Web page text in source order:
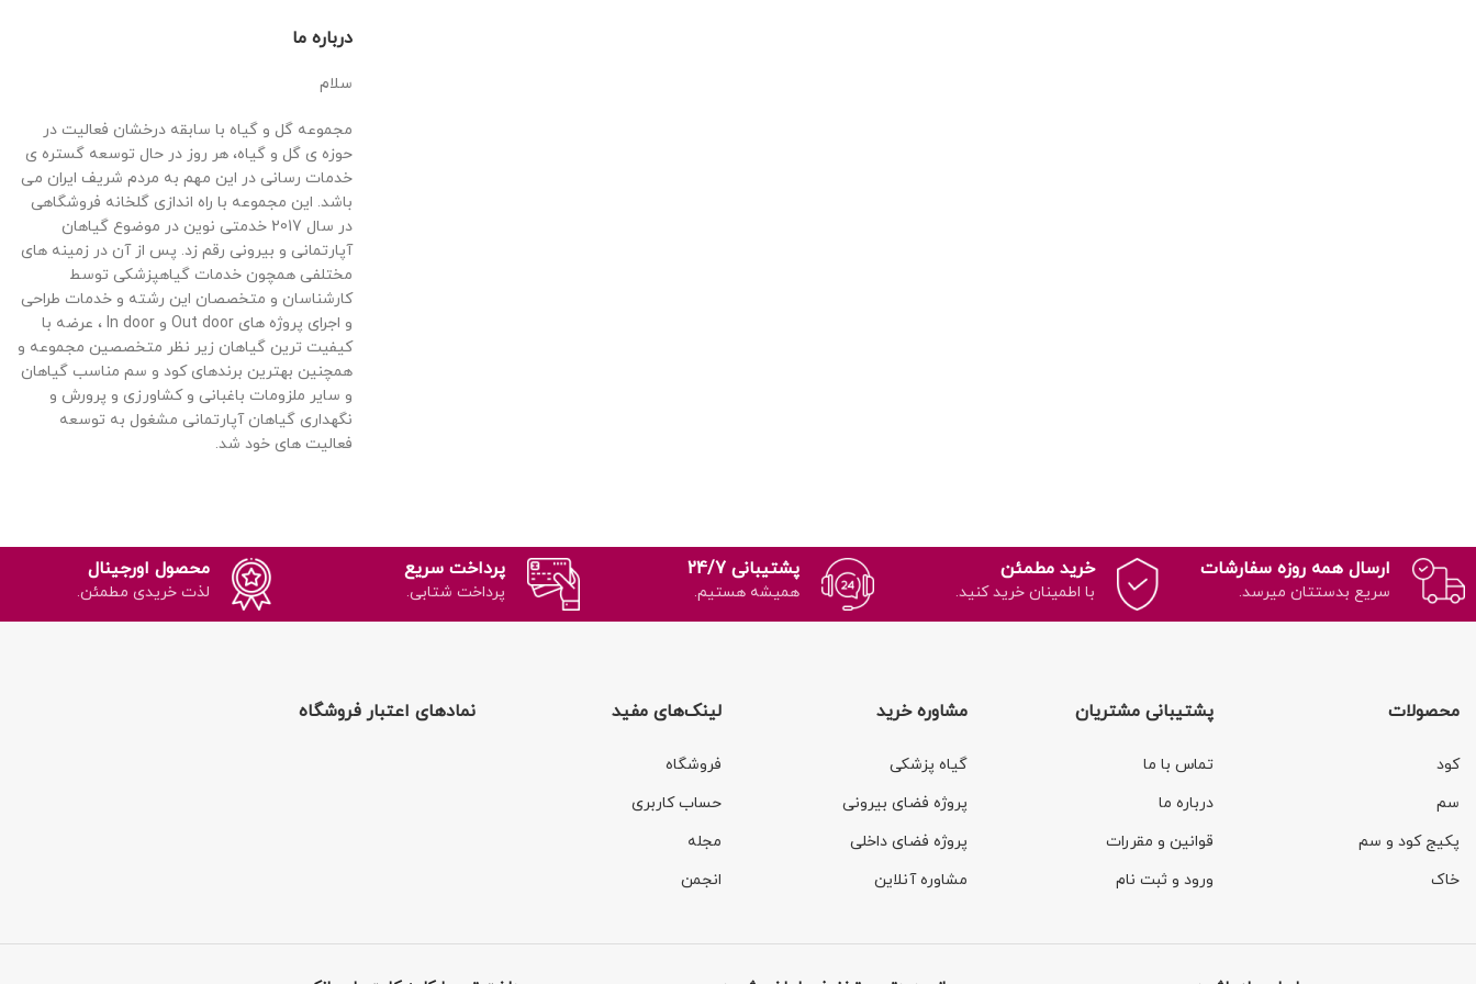
درباره ما
سلام
مجموعه گل و گیاه با سابقه درخشان فعالیت در
حوزه ی گل و گیاه، هر روز در حال توسعه گستره ی
خدمات رسانی در این مهم به مردم شریف ایران می
باشد. این مجموعه با راه اندازی گلخانه فروشگاهی
در سال 2017 خدمتی نوین در موضوع گیاهان
آپارتمانی و بیرونی رقم زد. پس از آن در زمینه های
مختلفی همچون خدمات گیاهپزشکی توسط
کارشناسان و متخصصان این رشته و خدمات طراحی
و اجرای پروژه های Out door و In door ، عرضه با
کیفیت ترین گیاهان زیر نظر متخصصین مجموعه و
همچنین بهترین برندهای کود و سم مناسب گیاهان
و سایر ملزومات باغبانی و کشاورزی و پرورش و
نگهداری گیاهان آپارتمانی مشغول به توسعه
فعالیت های خود شد.
ارسال همه روزه سفارشات
سریع بدستتان میرسد.
خرید مطمئن
با اطمینان خرید کنید.
پشتیبانی 24/7
همیشه هستیم.
پرداخت سریع
پرداخت شتابی.
محصول اورجینال
لذت خریدی مطمئن.
محصولات
کود
سم
پکیج کود و سم
خاک
پشتیبانی مشتریان
تماس با ما
درباره ما
قوانین و مقررات
ورود و ثبت نام
مشاوره خرید
گیاه پزشکی
پروژه فضای بیرونی
پروژه فضای داخلی
مشاوره آنلاین
لینک‌های مفید
فروشگاه
حساب کاربری
مجله
انجمن
نمادهای اعتبار فروشگاه